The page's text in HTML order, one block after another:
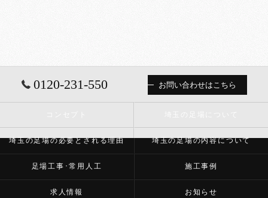
0120-231-550 お問い合わせはこちら
埼玉の足場の必要とされる理由 埼玉の足場の内容について
足場工事･常用人工 施工事例
求人情報 お知らせ